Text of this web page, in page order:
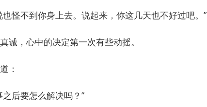
不到你身上去。说起来，你这几天也不好过吧。”
，心中的决定第一次有些动摇。
：
后要怎么解决吗？”